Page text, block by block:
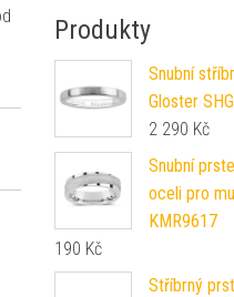
Produkty
Snubní
Gloster
2 290 Kč
Snubní
oceli pro
KMR9617
190 Kč
Stříbrný